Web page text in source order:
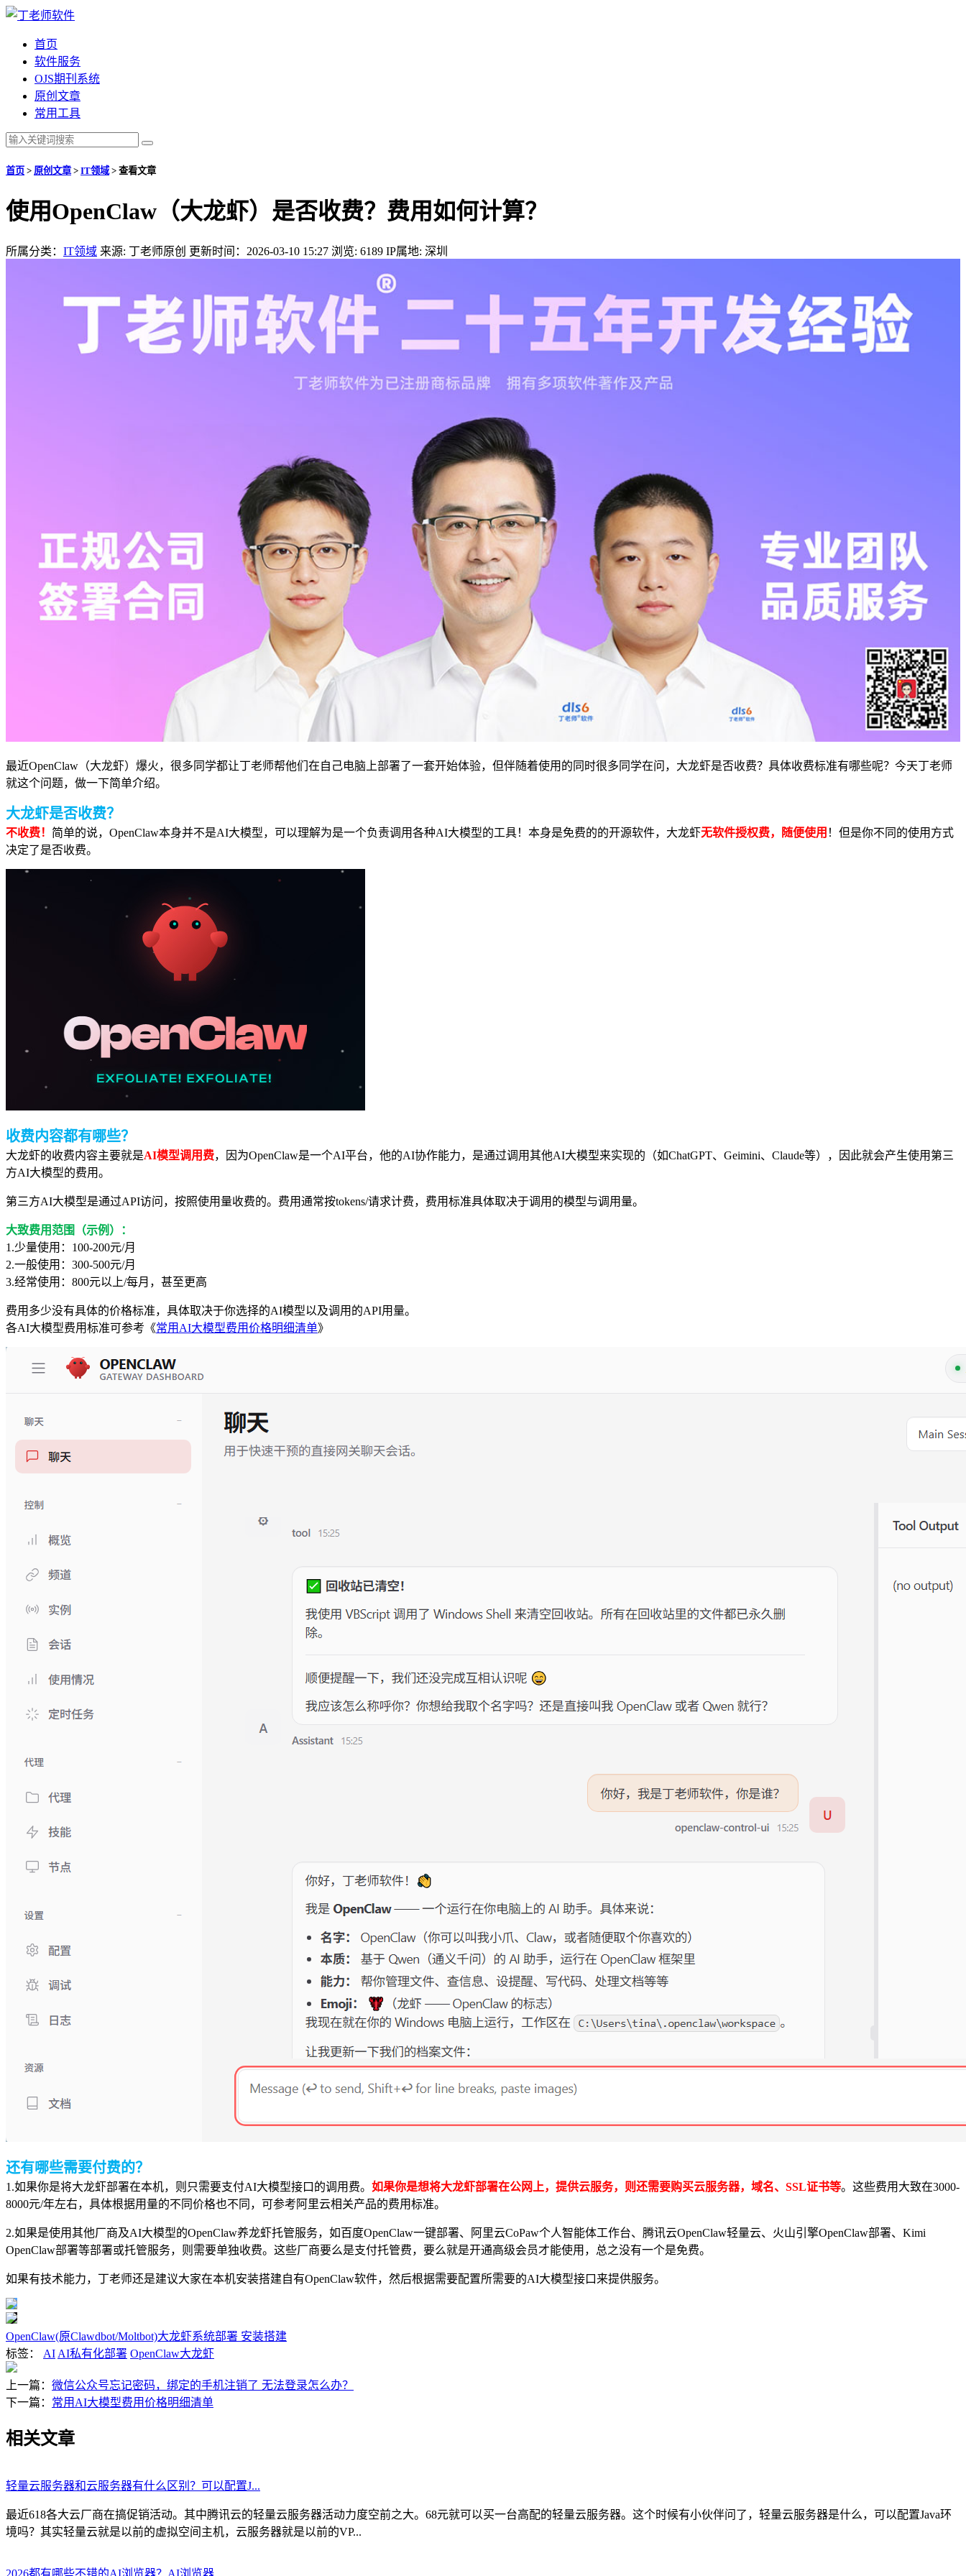
首页
软件服务
OJS期刊系统
原创文章
常用工具
首页 > 原创文章> IT领域> 查看文章
使用OpenClaw（大龙虾）是否收费？费用如何计算？
所属分类： IT领域 来源: 丁老师原创 更新时间：2026-03-10 15:27 浏览: 6189 IP属地: 深圳
最近OpenClaw（大龙虾）爆火，很多同学都让丁老师帮他们在自己电脑上部署了一套开始体验，但伴随着使用的同时很多同学在问，大龙虾是否收费？具体收费标准有哪些呢？今天丁老师
就这个问题，做一下简单介绍。
大龙虾是否收费？
不收费！ 简单的说， OpenClaw本身并不是AI大模型，可以理解为是一个负责调用各种AI大模型的工具！本身是免费的的开源软件，大龙虾无软件授权费，随便使用 ！但是你不同的使用方式
决定了是否收费。
收费内容都有哪些？
大龙虾的收费内容主要就是AI模型调用费，因为OpenClaw是一个AI平台，他的AI协作能力，是通过调用其他AI大模型来实现的（如ChatGPT、Geimini、Claude等），因此就会产生使用第三
方AI大模型的费用。
第三方AI大模型是通过API访问，按照使用量收费的。费用通常按tokens/请求计费，费用标准具体取决于调用的模型与调用量。
大致费用范围（示例）：
1.少量使用：100-200元/月
2.一般使用：300-500元/月
3.经常使用：800元以上/每月，甚至更高
费用多少没有具体的价格标准，具体取决于你选择的AI模型以及调用的API用量。
各AI大模型费用标准可参考《常用AI大模型费用价格明细清单》
还有哪些需要付费的？
1.如果你是将大龙虾部署在本机，则只需要支付AI大模型接口的调用费。 如果你是想将大龙虾部署在公网上，提供云服务，则还需要购买云服务器，域名、SSL证书等。这些费用大致在3000-
8000元/年左右，具体根据用量的不同价格也不同，可参考阿里云相关产品的费用标准。
2.如果是使用其他厂商及AI大模型的OpenClaw养龙虾托管服务，如百度OpenClaw一键部署、阿里云CoPaw个人智能体工作台、腾讯云OpenClaw轻量云、火山引擎OpenClaw部署、Kimi
OpenClaw部署等部署或托管服务，则需要单独收费。这些厂商要么是支付托管费，要么就是开通高级会员才能使用，总之没有一个是免费。
如果有技术能力，丁老师还是建议大家在本机安装搭建自有OpenClaw软件，然后根据需要配置所需要的AI大模型接口来提供服务。
OpenClaw(原Clawdbot/Moltbot)大龙虾系统部署 安装搭建
标签：
AI AI私有化部署 OpenClaw大龙虾
上一篇： 微信公众号忘记密码，绑定的手机注销了 无法登录怎么办？
下一篇： 常用AI大模型费用价格明细清单
相关文章
轻量云服务器和云服务器有什么区别？可以配置J...
最近618各大云厂商在搞促销活动。其中腾讯云的轻量云服务器活动力度空前之大。68元就可以买一台高配的轻量云服务器。这个时候有小伙伴问了，轻量云服务器是什么，可以配置Java环
境吗？其实轻量云就是以前的虚拟空间主机，云服务器就是以前的VP...